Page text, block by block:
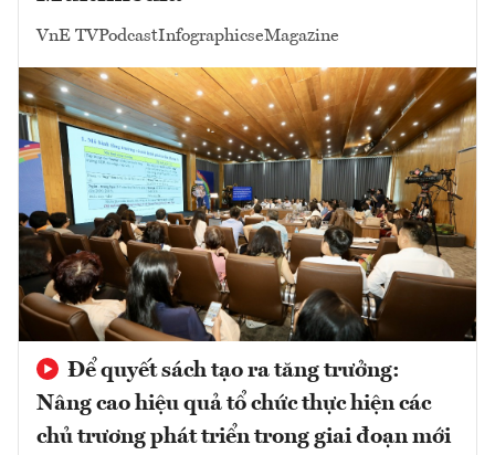
VnE TVPodcastInfographicseMagazine
Để quyết sách tạo ra tăng trưởng:
Nâng cao hiệu quả tổ chức thực hiện các
chủ trương phát triển trong giai đoạn mới